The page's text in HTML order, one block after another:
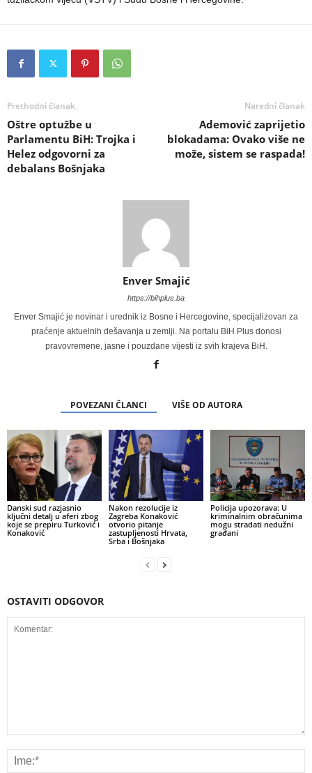
Prethodni članak
Oštre optužbe u
Parlamentu BiH: Trojka i
Helez odgovorni za
debalans Bošnjaka
Naredni članak
Ademović zaprijetio
blokadama: Ovako više ne
može, sistem se raspada!
Enver Smajić
https://bihplus.ba
Enver Smajić je novinar i urednik iz Bosne i Hercegovine, specijalizovan za
praćenje aktuelnih dešavanja u zemlji. Na portalu BiH Plus donosi
pravovremene, jasne i pouzdane vijesti iz svih krajeva BiH.
POVEZANI ČLANCI VIŠE OD AUTORA
Danski sud razjasnio
ključni detalj u aferi zbog
koje se prepiru Turković i
Konaković
Nakon rezolucije iz
Zagreba Konaković
otvorio pitanje
zastupljenosti Hrvata,
Srba i Bošnjaka
Policija upozorava: U
kriminalnim obračunima
mogu stradati nedužni
građani
OSTAVITI ODGOVOR